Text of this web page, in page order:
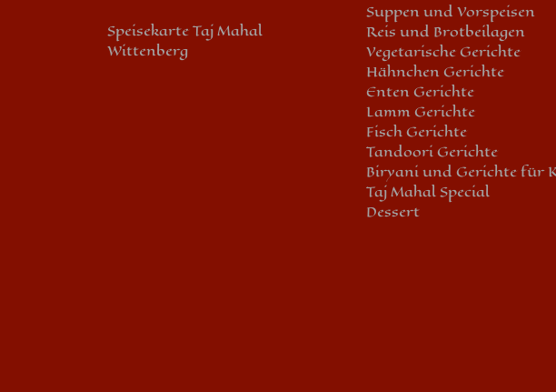
Speisekarte Taj Mahal
Wittenberg
Suppen und Vorspeisen
Reis und Brotbeilagen
Vegetarische Gerichte
Hähnchen Gerichte
Enten Gerichte
Lamm Gerichte
Fisch Gerichte
Tandoori Gerichte
Biryani und Gerichte für
Taj Mahal Special
Dessert